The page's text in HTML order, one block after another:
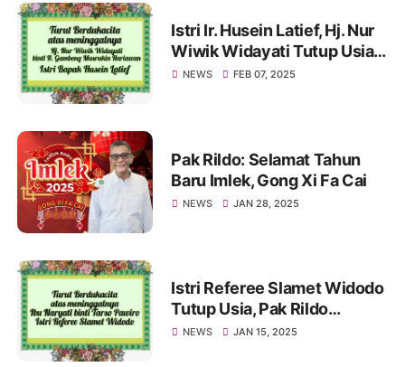
Istri Ir. Husein Latief, Hj. Nur
Wiwik Widayati Tutup Usia.
Pak Rildo Sampaikan
NEWS FEB 07, 2025
Pak Rildo: Selamat Tahun
Baru Imlek, Gong Xi Fa Cai
NEWS JAN 28, 2025
Istri Referee Slamet Widodo
Tutup Usia, Pak Rildo
Sampaikan Ucapan
NEWS JAN 15, 2025